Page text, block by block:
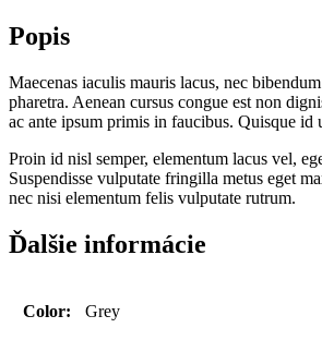
Popis
Maecenas iaculis mauris lacus, nec
pharetra. Aenean cursus congue est non
ac ante ipsum primis in faucibus. Quisque
Proin id nisl semper, elementum lacus vel,
Suspendisse vulputate fringilla metus eget
nec nisi elementum felis vulputate rutrum.
Ďalšie informácie
Color: Grey